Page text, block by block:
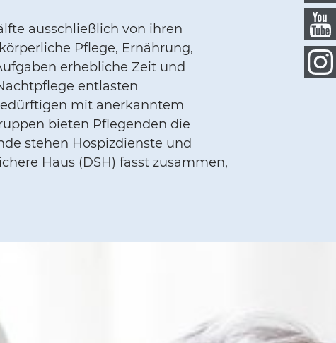
ausschließlich von ihren
Pflege, Ernährung,
erhebliche Zeit und
entlasten
mit anerkanntem
bieten Pflegenden die
stehen Hospizdienste und
Haus (DSH) fasst zusammen,